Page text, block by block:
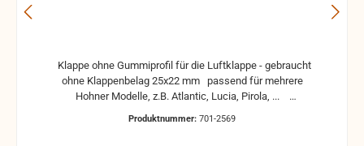
ohne Klappenbelag 25x22 mm passend für mehrere
Hohner Modelle, z.B. Atlantic, Lucia, Pirola, ...
Produktnummer: 701-2569